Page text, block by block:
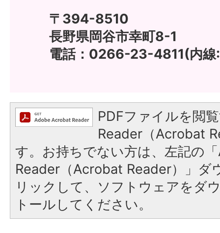
〒394-8510
長野県岡谷市幸町8-1
電話：0266-23-4811(内線
PDFファイルを閲
Reader（Acrobat
す。お持ちでない方は、左記の
Reader（Acrobat Reader）」ダ
リックして、ソフトウェアをダ
トールしてください。